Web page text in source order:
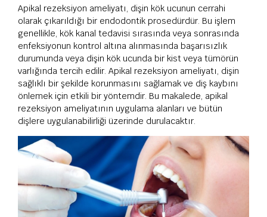
Apikal rezeksiyon ameliyatı, dişin kök ucunun cerrahi
olarak çıkarıldığı bir endodontik prosedürdür. Bu işlem
genellikle, kök kanal tedavisi sırasında veya sonrasında
enfeksiyonun kontrol altına alınmasında başarısızlık
durumunda veya dişin kök ucunda bir kist veya tümörün
varlığında tercih edilir. Apikal rezeksiyon ameliyatı, dişin
sağlıklı bir şekilde korunmasını sağlamak ve diş kaybını
önlemek için etkili bir yöntemdir. Bu makalede, apikal
rezeksiyon ameliyatının uygulama alanları ve bütün
dişlere uygulanabilirliği üzerinde durulacaktır.